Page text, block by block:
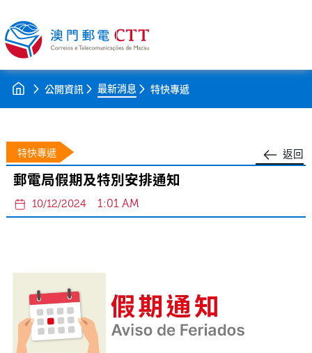
公開資訊 最新消息 特快專遞
返回
特快專遞
郵電局假期及特別安排通知
10/12/2024 1:01 AM